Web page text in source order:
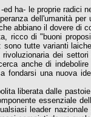
ha- le proprie radici
dell'umanità
abbiano il dovere di
ricco di "buoni
tutte varianti
dei
anche di
una nuova
liberata dalle
essenziale
leader